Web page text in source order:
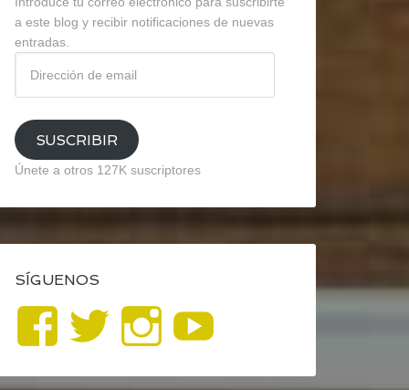
a este blog y recibir notificaciones de nuevas
entradas.
email
SUSCRIBIR
Únete a otros 127K suscriptores
SÍGUENOS
Ver
perfil
Ver
perfil
Ver
perfil